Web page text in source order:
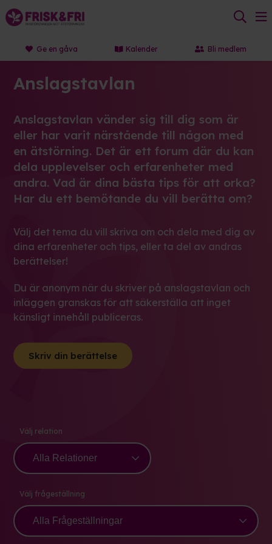
Ge en gåva Kalender Bli medlem
Anslagstavlan
Anslagstavlan vänder sig till dig som är
eller har varit närstående till någon med
en ätstörning. Det är ett forum där du kan
dela upplevelser och erfarenheter med
andra. Vad är dina bästa tips för att orka?
Har du ett bemötande du vill berätta om?
Välj det tema du vill skriva om och dela med dig av
dina erfarenheter och tips, eller ta del av andras
berättelser!
Du är anonym när du skriver på anslagstavlan och
inläggen granskas för att säkerställa att inget
känsligt innehåll publiceras.
Skriv din berättelse
Välj relation
Välj frågeställning
Välj
frågeställning